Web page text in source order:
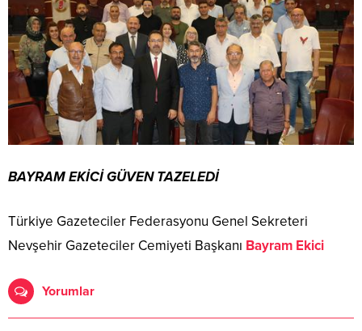
BAYRAM EKİCİ GÜVEN TAZELEDİ
Türkiye Gazeteciler Federasyonu Genel Sekreteri
Nevşehir Gazeteciler Cemiyeti Başkanı Bayram Ekici
Yorumlar